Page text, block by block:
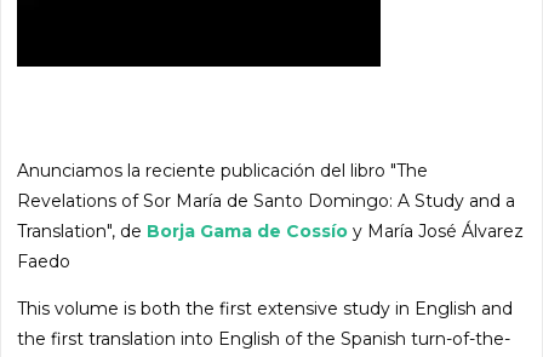
Anunciamos la reciente publicación del libro "The
Revelations of Sor María de Santo Domingo: A Study and a
Translation", de Borja Gama de Cossío y María José Álvarez
Faedo
This volume is both the first extensive study in English and
the first translation into English of the Spanish turn-of-the-